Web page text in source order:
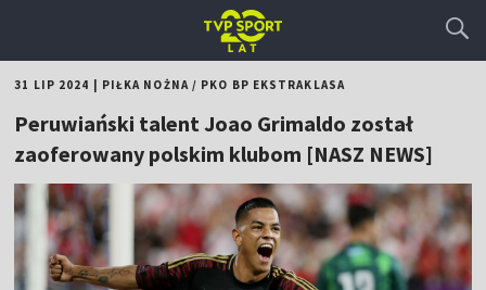
31 LIP 2024 PIŁKA NOŻNA/ PKO BP EKSTRAKLASA
Peruwiański talent Joao Grimaldo został
zaoferowany polskim klubom [NASZ NEWS]